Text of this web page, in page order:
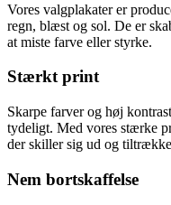
Vores valgplakater er
regn, blæst og sol. De er
at miste farve eller styrke.
Stærkt print
Skarpe farver og høj
tydeligt. Med vores stærke
der skiller sig ud og
Nem bortskaffelse